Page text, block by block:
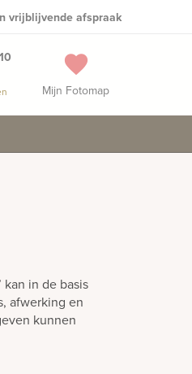
vrijblijvende afspraak
favorite
Mijn Fotomap
in de basis
afwerking en
kunnen